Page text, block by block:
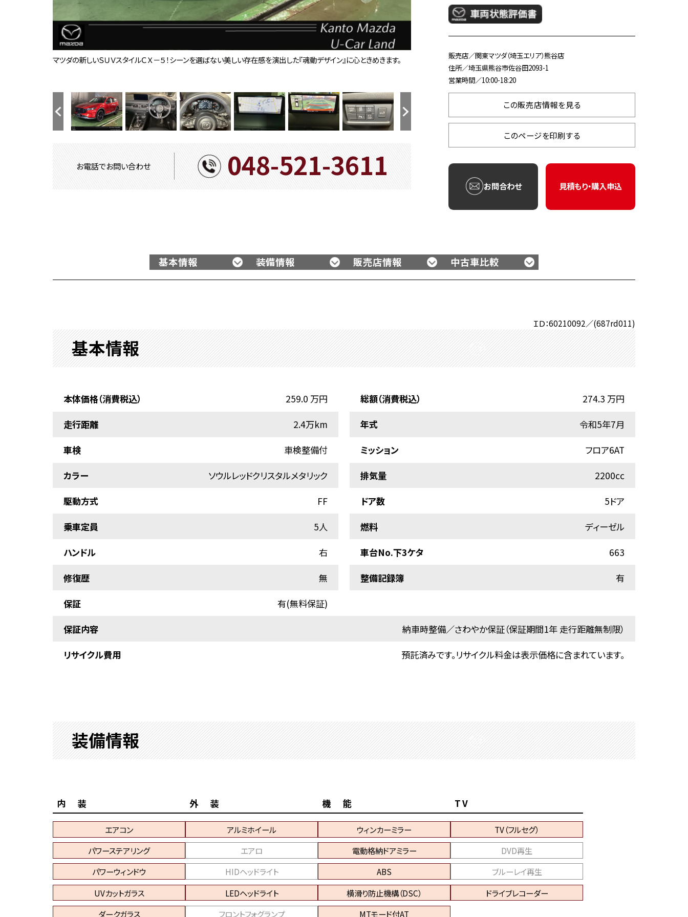
マツダの新しいＳＵＶスタイルＣＸ－５！シーンを選ばない美しい存在感を演出した『魂動デザイン』に心ときめきます。
細部まで作り込まれた造形美！毎日でも運転して『人馬一体』を楽しみたくなります。是非、クルマに触れてその質感を味
ドライバーを中心に一つ一つ丹念に磨き、力強さと上質さが融合した上質なデザインを採用しました！シンプルながらも
ナビやフルセグＴＶ、インターネットラジオやBluetoothなどのエンターテーメント機能を凝縮したマツダコネクト！
狭い場所での駐車やすれ違いなどでより的確な運転操作に役立つ３６０°ビューモニターが装備されています。
ＴＣＳ（トラクションコントロールシステム）＆ＤＳＣ（横滑り防止機構）やＢＳＭ（隣車線上の側・後方からの車両接近を通
立体感があり、シート中央部とサイド部をくっきりと分断したサポート性の高い形状のシートが「人馬一体」感を強く演出
パワーシートを装備！体格や好みに応じたポジションをスムーズに調整できます。
キメが細かく弾力性に富んだ振動吸収ウレタンの採用により、体を包み込んでくれるような心地よいフィット感を実現！
後席もゆったりとくつろげるスペースを確保し、万が一の前面衝突時には後席乗員の下半身がシートから滑り落ちるこ
ラゲッジルームの広さはもちろん、4:2:4分割可倒式シートバックにより、様々なシチュエーションに応じた使い方ができ
リアシートも簡単格納ができ、大きな荷物もらくらく収納できます！
フルセグTVチューナー付！
地図データーの更新ご希望のお客様は販売店スタッフにご相談ください。
車両が車線を踏み越えそうであると判断すると、ビープ音により警告。ドライバーの素早い回避操作をサポート致しま
後方左右の死角に入ってしまった車両をセンサーが感知しドライバーにお知らせしてくれるブラインドスポットモニタリン
ハンドル操作をアシストすることにより車線からの逸脱回避を支援します。
車や障害物だけでなく人や自転車も検知し、ブレーキを自動制御して衝突回避をサポートしてくれるＳＢＳ（スマートブレ
Bluetoothに接続することで、スマートフォンに入っている音楽アプリを車内で楽しめたり、通話が出来ます♪
Apple Carplay・Android Auto対応！マツダ コネクト（コマンダーコントロール）でスマートフォンを操作して、通話、音
温度の設定のみで快適な風量やモードなどを自動調整してくれるフルオートエアコンを装備！
ステアリングヒーターとシートヒーターが装備されていますので、寒い冬の日でも快適なドライブをお楽しみいただけま
アクセルペダルを踏み込む量や速さに応じて変速パターンを最適制御し、人馬一体の運転感覚を発揮してくれる６速オ
ブレーキペダルから足を離しても、停止状態を維持するオートホールド！信号待ちや渋滞中などにブレーキペダルを踏
オーディオリモートコントロールスイッチにより、手元でのステレオ操作や、ハンズフリー通話が楽しめます。
ＭＲＣＣ（マツダレーダークルーズコントロール）は先行車との車間を維持しながら追従走行を行い、長距離でのドライバ
夕暮れ時や連続したトンネルなど、ヘッドライト点・消灯の煩わしさから開放してくれるオートライトが装備されています。
ＥＴＣも装着済み!さまざまな特典が受けれるＥＴＣは今やカーライフのマストアイテム！
【別途SDカードの購入が必要です。詳しくは販売店スタッフまで】運転中の映像・音声などを記録して、交通事故やトラブ
車速やナビのルート誘導などを表示してくれるアクティブ・ドライビング・ディスプレイ。視線や焦点調節が少なく済み、気
フロント、リアバンパーには障害物への接近をアラーム音で知らせてくれるパーキングセンサーが装着されています。
取り扱い説明書・整備手帳・スペアキーが揃ってますので安心です。前の使用履歴も分かれば安心感もアップ！コレがデ
ＣＯ２の排出量の少なさなどディーゼルエンジンの長所を最大限に生かし上質で快適な走りを実現させたＳＫＹＡＣＴＩ
ＬＥＤヘッドライト装備！明るい白色光で夜間走行時の高い視認性を確保し、ＬＥＤならではの省電力化で低燃費にも貢
純正アルミホイールがボディデザインをより一層引き立たせます。
各タイヤの溝もまだまだ残っております。
負担を感じることなく正確にペダルを操作することが出来ます。体格に関係なく自然でリラックスした運転姿勢をとるこ
お車の検討時には自動車保険のことも気になりますよね。是非お任せ下さい！お客様のカーライフにぴったりの自動車
中古車はタイミングが重要！コレだと思ったらすぐにお問い合わせ下さい！メールでも♪お電話でも♪一目惚れしたお車
購入後はメンテナンスも大切。大事な愛車は長く使いたいですよね。メンテンス商品も取り揃えております。お客様のカ
お電話でお問い合わせ 048-521-3611
販売店／関東マツダ（埼玉エリア）熊谷店
住所／埼玉県熊谷市佐谷田2093-1
営業時間／10:00-18:20
この販売店情報を見る
このページを印刷する
お問合わせ 見積もり・購入申込
基本情報 装備情報 販売店情報 中古車比較
ＩＤ：60210092／(687rd011)
基本情報
本体価格（消費税込）
259.0 万円
走行距離
2.4万km
車検
車検整備付
カラー
ソウルレッドクリスタルメタリック
駆動方式
FF
乗車定員
5人
ハンドル
右
修復歴
無
保証
有(無料保証)
総額（消費税込）
274.3 万円
年式
令和5年7月
ミッション
フロア6AT
排気量
2200cc
ドア数
5ドア
燃料
ディーゼル
車台No.下3ケタ
663
整備記録簿
有
保証内容
納車時整備／さわやか保証（保証期間1年 走行距離無制限）
リサイクル費用
預託済みです。リサイクル料金は表示価格に含まれています。
装備情報
内 装
エアコン
パワーステアリング
パワーウィンドウ
UVカットガラス
ダークガラス
外 装
アルミホイール
エアロ
HIDヘッドライト
LEDヘッドライト
フロントフォグランプ
機 能
ウィンカーミラー
電動格納ドアミラー
ABS
横滑り防止機構（DSC）
MTモード付AT
TV
TV（フルセグ）
DVD再生
ブルーレイ再生
ドライブレコーダー